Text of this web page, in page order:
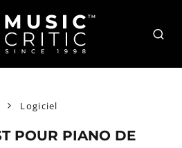
Logiciel
POUR PIANO DE